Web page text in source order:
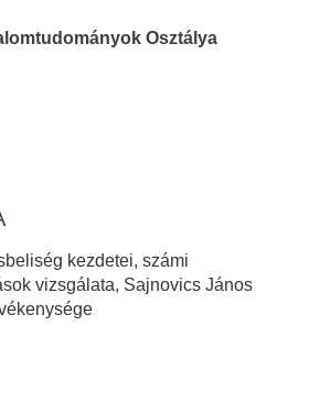
Osztálya
kezdetei, számi
vizsgálata, Sajnovics János